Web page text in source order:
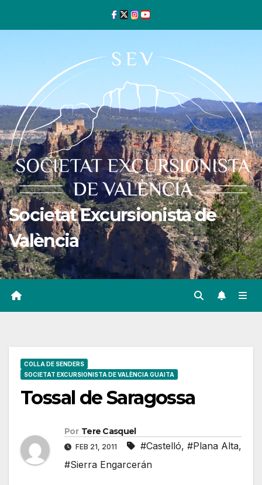
Societat Excursionista de
València
COLLA DE SENDERS
SOCIETAT EXCURSIONISTA DE VALÈNCIA GUAITA
Tossal de Saragossa
Por Tere Casquel
FEB 21, 2011 #Castelló, #Plana Alta,
#Sierra Engarcerán